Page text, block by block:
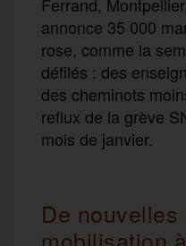
annonce 35 000
rose, comme la
défilés : des
des cheminots
reflux de la grève
mois de janvier.
De nouvelles
mobilisation